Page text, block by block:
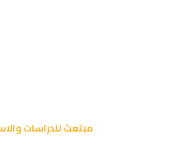
مبتعث للدراسات